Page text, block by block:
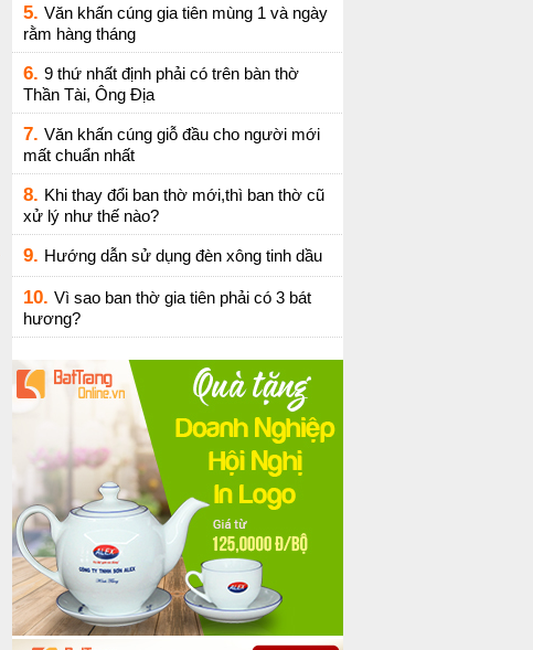
5. Văn khấn cúng gia tiên mùng 1 và ngày
rằm hàng tháng
6. 9 thứ nhất định phải có trên bàn thờ
Thần Tài, Ông Địa
7. Văn khấn cúng giỗ đầu cho người mới
mất chuẩn nhất
8. Khi thay đổi ban thờ mới,thì ban thờ cũ
xử lý như thế nào?
9. Hướng dẫn sử dụng đèn xông tinh dầu
10. Vì sao ban thờ gia tiên phải có 3 bát
hương?